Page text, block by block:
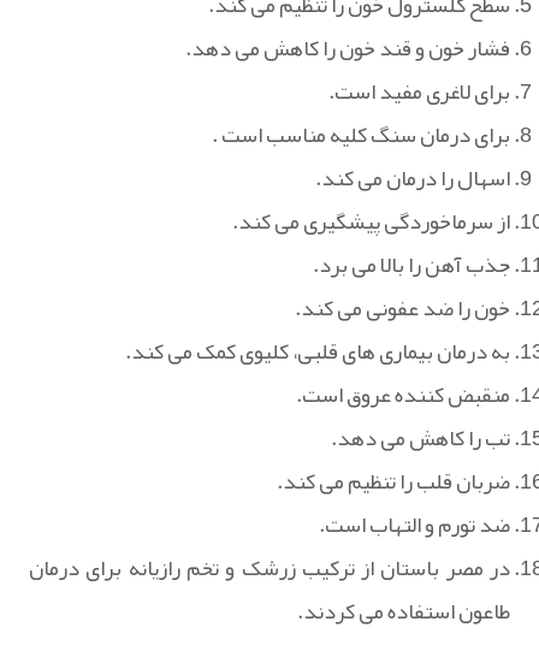
فشار خون و قند خون را کاهش می دهد.
برای لاغری مفید است.
برای درمان سنگ کلیه مناسب است .
اسهال را درمان می کند.
از سرماخوردگی پیشگیری می کند.
جذب آهن را بالا می برد.
خون را ضد عفونی می کند.
به درمان بیماری‌ های قلبی، کلیوی کمک می کند.
منقبض کننده عروق است.
تب را کاهش می دهد.
ضربان قلب را تنظیم می کند.
ضد تورم و التهاب است.
در مصر باستان از ترکیب زرشک و تخم رازیانه برای درمان
طاعون استفاده می کردند.